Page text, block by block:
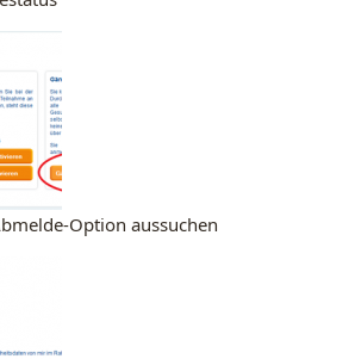
Option aussuchen